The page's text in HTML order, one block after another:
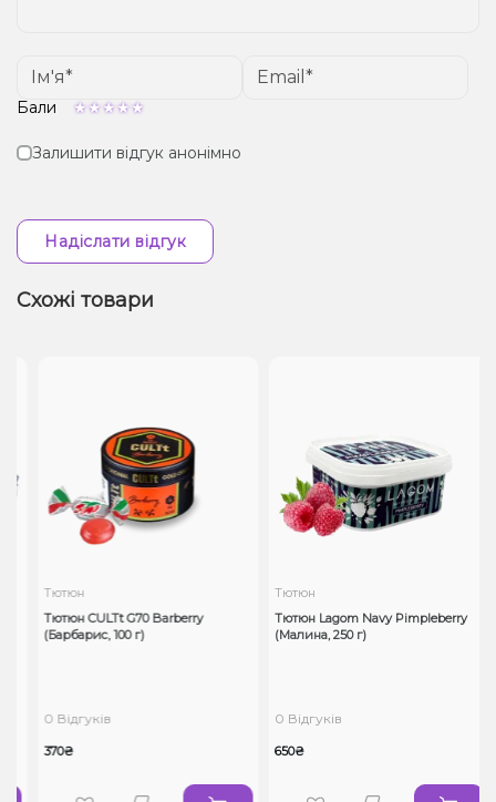
Бали
Залишити відгук анонімно
Надіслати відгук
Схожі товари
Тютюн
Тютюн CULTt G70 Barberry
(Барбарис, 100 г)
0 Відгуків
370₴
Тютюн
Тютюн Lagom Navy Pimpleberry
(Малина, 250 г)
0 Відгуків
650₴